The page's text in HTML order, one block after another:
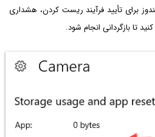
برای تأیید فرآیند ریست کردن، هشداری